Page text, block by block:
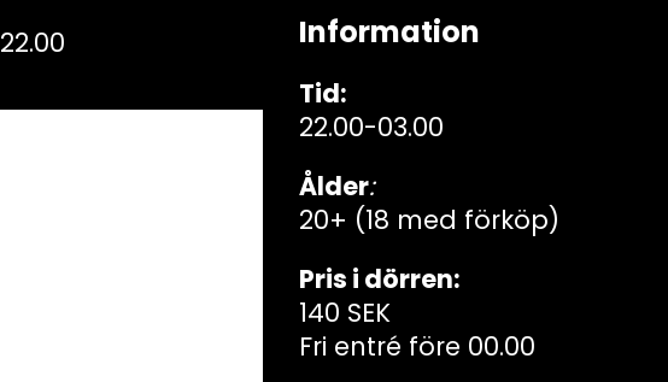
22.00 Information
Tid:
22.00-03.00
Ålder:
20+ (18 med förköp)
Pris i dörren:
140 SEK
Fri entré före 00.00